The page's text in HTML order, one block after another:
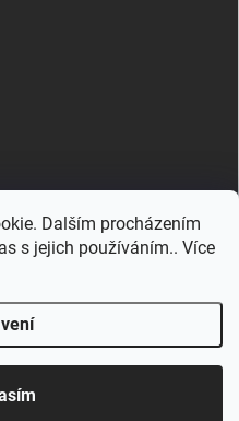
Dalším procházením
s jejich používáním.. Více
nabídka materiálů a
práva vyhrazena.Upravit